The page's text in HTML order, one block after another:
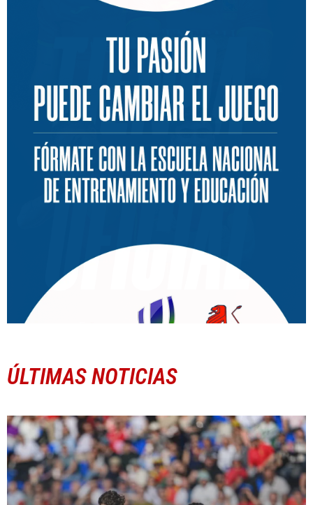
ÚLTIMAS NOTICIAS